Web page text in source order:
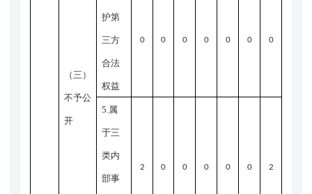
（三）
不予公
开
护第
三方
合法
权益
0 0 0 0 0 0 0
5.属
于三
类内
部事
2 0 0 0 0 0 2